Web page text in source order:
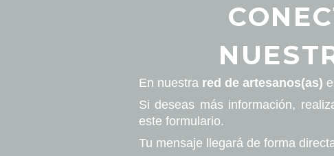
En nuestra red de artesanos(as)
Si deseas más información,
este formulario.
Tu mensaje llegará de forma